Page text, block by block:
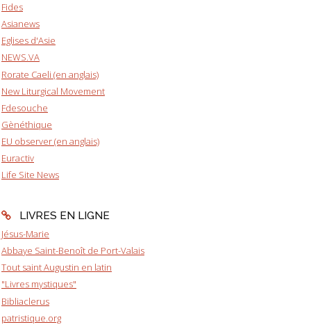
Fides
Asianews
Eglises d'Asie
NEWS.VA
Rorate Caeli (en anglais)
New Liturgical Movement
Fdesouche
Gènéthique
EU observer (en anglais)
Euractiv
Life Site News
LIVRES EN LIGNE
Jésus-Marie
Abbaye Saint-Benoît de Port-Valais
Tout saint Augustin en latin
"Livres mystiques"
Bibliaclerus
patristique.org